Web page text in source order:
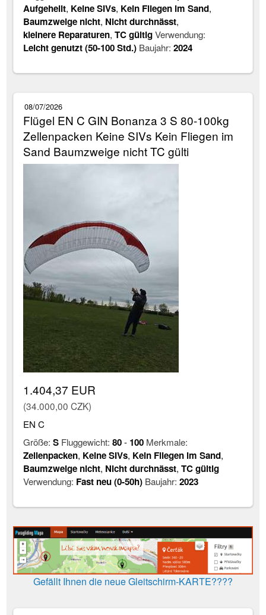
Aufgehellt, Keine SIVs, Kein Fliegen im Sand,
Baumzweige nicht, Nicht durchnässt,
kleinere Reparaturen,TC gültigVerwendung:
Leicht genutzt (50-100 Std.) Baujahr:2024
08/07/2026
Flügel EN C GIN Bonanza 3 S 80-100kg
Zellenpacken Keine SIVs Kein Fliegen im
Sand Baumzweige nicht TC gülti
1.404,37 EUR
(34.000,00 CZK)
EN C
Größe:S Fluggewicht:80- 100 Merkmale:
Zellenpacken, Keine SIVs, Kein Fliegen im Sand,
Baumzweige nicht, Nicht durchnässt,TC gültig
Verwendung: Fast neu (0-50h) Baujahr:2023
Gefällt Ihnen die neue Gleitschirm-KARTE????